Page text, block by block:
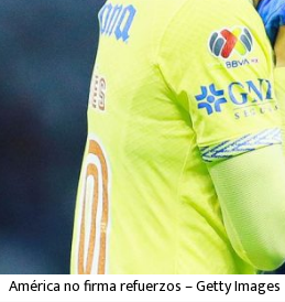
América no firma refuerzos – Getty Images